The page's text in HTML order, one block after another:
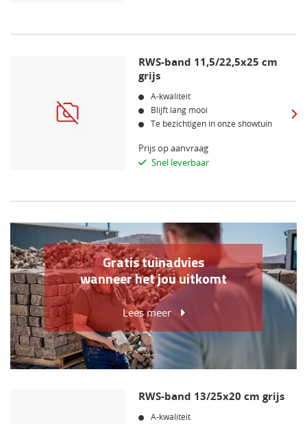
RWS-band 11,5/22,5x25 cm
grijs
A-kwaliteit
Blijft lang mooi
Te bezichtigen in onze showtuin
Prijs op aanvraag
Snel leverbaar
Gratis tuinadvies
wanneer het jou uitkomt
Lees meer
RWS-band 13/25x20 cm grijs
A-kwaliteit